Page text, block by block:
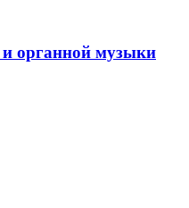
и органной музыки